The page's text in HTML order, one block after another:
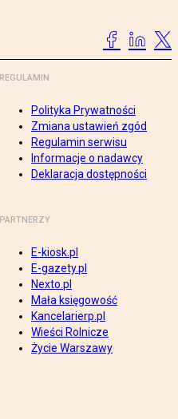
REGULAMIN
Polityka Prywatności
Zmiana ustawień zgód
Regulamin serwisu
Informacje o nadawcy
Deklaracja dostępności
PARTNERZY
E-kiosk.pl
E-gazety.pl
Nexto.pl
Mała księgowość
Kancelarierp.pl
Wieści Rolnicze
Życie Warszawy